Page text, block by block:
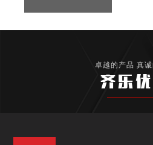
卓越的产品 真
齐乐